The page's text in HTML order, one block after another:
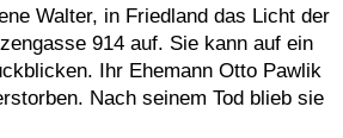
Walter, in Friedland das Licht der
914 auf. Sie kann auf ein
Ihr Ehemann Otto Pawlik
Nach seinem Tod blieb sie